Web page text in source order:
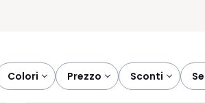
colori prezzo sconti